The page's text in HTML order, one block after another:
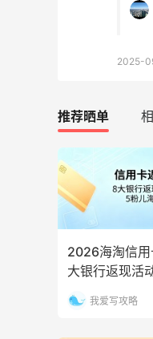
2025-
推荐晒单
2026海淘信
大银行返现活
我爱写攻略
08月
【
08